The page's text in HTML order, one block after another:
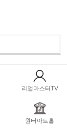
리얼마스터TV
원터아트홀